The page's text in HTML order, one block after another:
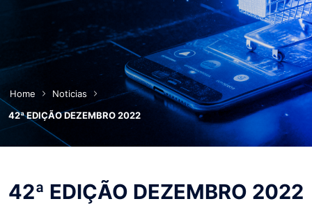
Home
Noticias
42ª EDIÇÃO DEZEMBRO 2022
42ª EDIÇÃO DEZEMBRO 2022